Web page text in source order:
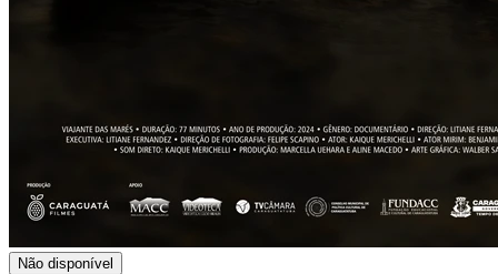
Não disponível